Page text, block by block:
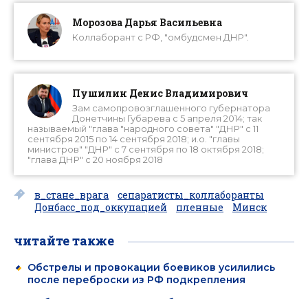
Морозова Дарья Васильевна
Коллаборант с РФ, "омбудсмен ДНР".
Пушилин Денис Владимирович
Зам самопровозглашенного губернатора
Донетчины Губарева с 5 апреля 2014; так
называемый "глава "народного совета" "ДНР" с 11
сентября 2015 по 14 сентября 2018; и.о. "главы
министров" "ДНР" с 7 сентября по 18 октября 2018;
"глава ДНР" с 20 ноября 2018
в_стане_врага
сепаратисты_коллаборанты
Донбасс_под_оккупацией
пленные Минск
читайте также
Обстрелы и провокации боевиков усилились
после переброски из РФ подкрепления